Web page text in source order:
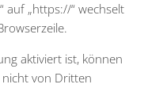
auf „https://“ wechselt
aktiviert ist, können
nicht von Dritten